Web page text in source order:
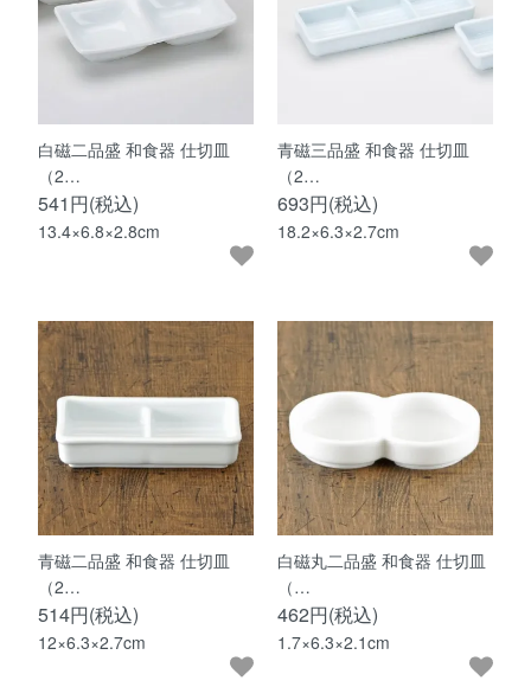
白磁二品盛 和食器 仕切皿
（2…
541円(税込)
13.4×6.8×2.8cm
青磁三品盛 和食器 仕切皿
（2…
693円(税込)
18.2×6.3×2.7cm
青磁二品盛 和食器 仕切皿
（2…
514円(税込)
12×6.3×2.7cm
白磁丸二品盛 和食器 仕切皿
（…
462円(税込)
1.7×6.3×2.1cm